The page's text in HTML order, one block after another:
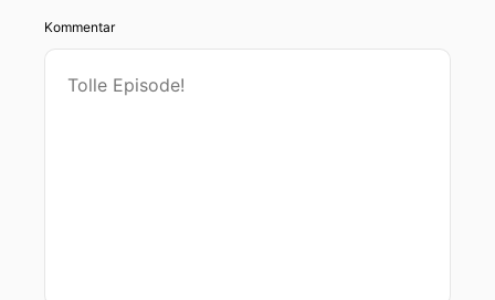
Kommentar